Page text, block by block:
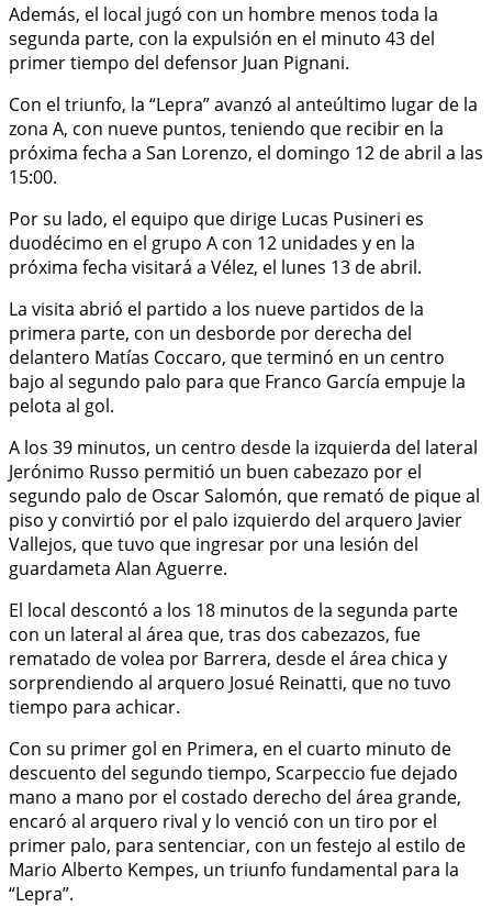
Además, el local jugó con un hombre menos toda la
segunda parte, con la expulsión en el minuto 43 del
primer tiempo del defensor Juan Pignani.
Con el triunfo, la “Lepra” avanzó al anteúltimo lugar de la
zona A, con nueve puntos, teniendo que recibir en la
próxima fecha a San Lorenzo, el domingo 12 de abril a las
15:00.
Por su lado, el equipo que dirige Lucas Pusineri es
duodécimo en el grupo A con 12 unidades y en la
próxima fecha visitará a Vélez, el lunes 13 de abril.
La visita abrió el partido a los nueve partidos de la
primera parte, con un desborde por derecha del
delantero Matías Coccaro, que terminó en un centro
bajo al segundo palo para que Franco García empuje la
pelota al gol.
A los 39 minutos, un centro desde la izquierda del lateral
Jerónimo Russo permitió un buen cabezazo por el
segundo palo de Oscar Salomón, que remató de pique al
piso y convirtió por el palo izquierdo del arquero Javier
Vallejos, que tuvo que ingresar por una lesión del
guardameta Alan Aguerre.
El local descontó a los 18 minutos de la segunda parte
con un lateral al área que, tras dos cabezazos, fue
rematado de volea por Barrera, desde el área chica y
sorprendiendo al arquero Josué Reinatti, que no tuvo
tiempo para achicar.
Con su primer gol en Primera, en el cuarto minuto de
descuento del segundo tiempo, Scarpeccio fue dejado
mano a mano por el costado derecho del área grande,
encaró al arquero rival y lo venció con un tiro por el
primer palo, para sentenciar, con un festejo al estilo de
Mario Alberto Kempes, un triunfo fundamental para la
“Lepra”.